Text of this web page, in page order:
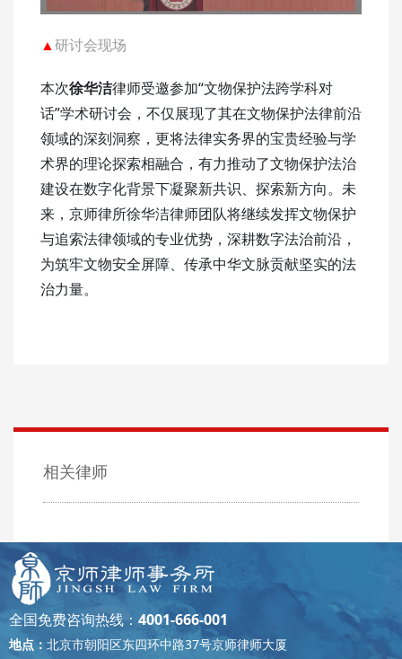
▲研讨会现场
本次徐华洁律师受邀参加“文物保护法跨学科对
话”学术研讨会，不仅展现了其在文物保护法律前沿
领域的深刻洞察，更将法律实务界的宝贵经验与学
术界的理论探索相融合，有力推动了文物保护法治
建设在数字化背景下凝聚新共识、探索新方向。未
来，京师律所徐华洁律师团队将继续发挥文物保护
与追索法律领域的专业优势，深耕数字法治前沿，
为筑牢文物安全屏障、传承中华文脉贡献坚实的法
治力量。
相关律师
全国免费咨询热线： 4001-666-001
地点： 北京市朝阳区东四环中路37号京师律师大厦